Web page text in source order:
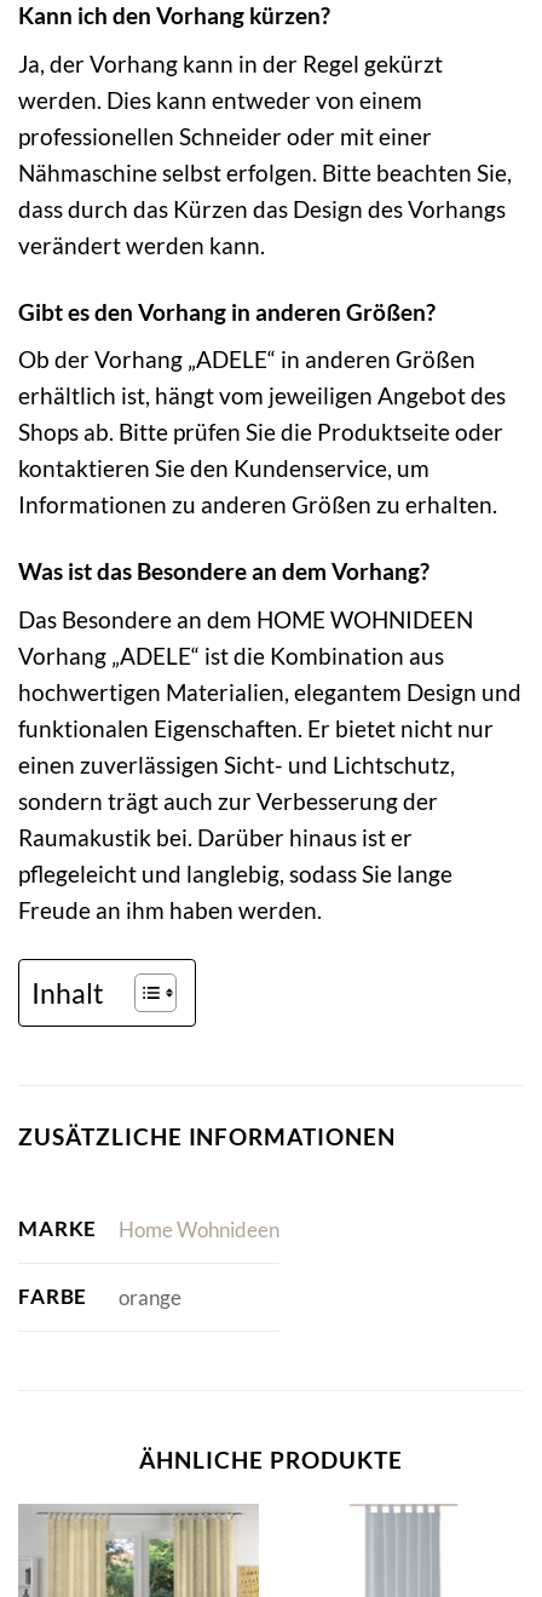
Kann ich den Vorhang kürzen?
Ja, der Vorhang kann in der Regel gekürzt
werden. Dies kann entweder von einem
professionellen Schneider oder mit einer
Nähmaschine selbst erfolgen. Bitte beachten Sie,
dass durch das Kürzen das Design des Vorhangs
verändert werden kann.
Gibt es den Vorhang in anderen Größen?
Ob der Vorhang „ADELE“ in anderen Größen
erhältlich ist, hängt vom jeweiligen Angebot des
Shops ab. Bitte prüfen Sie die Produktseite oder
kontaktieren Sie den Kundenservice, um
Informationen zu anderen Größen zu erhalten.
Was ist das Besondere an dem Vorhang?
Das Besondere an dem HOME WOHNIDEEN
Vorhang „ADELE“ ist die Kombination aus
hochwertigen Materialien, elegantem Design und
funktionalen Eigenschaften. Er bietet nicht nur
einen zuverlässigen Sicht- und Lichtschutz,
sondern trägt auch zur Verbesserung der
Raumakustik bei. Darüber hinaus ist er
pflegeleicht und langlebig, sodass Sie lange
Freude an ihm haben werden.
Inhalt
ZUSÄTZLICHE INFORMATIONEN
MARKE Home Wohnideen
FARBE orange
ÄHNLICHE PRODUKTE